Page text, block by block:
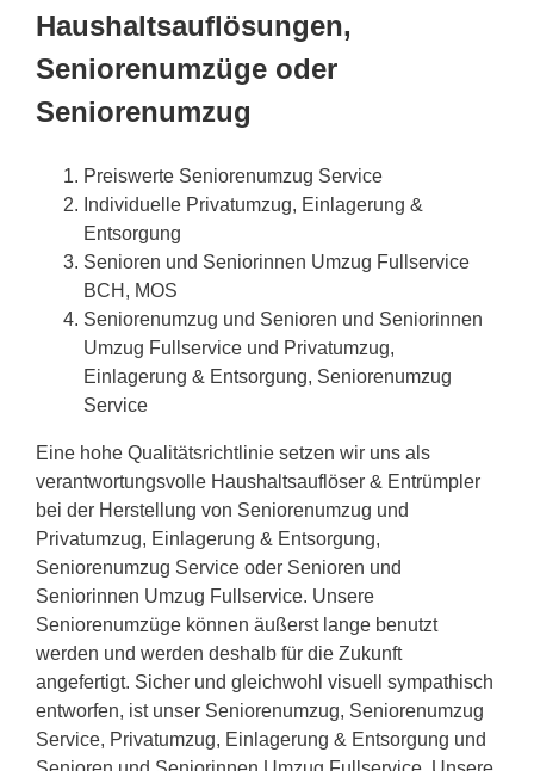
Haushaltsauflösungen,
Seniorenumzüge oder
Seniorenumzug
Preiswerte Seniorenumzug Service
Individuelle Privatumzug, Einlagerung &
Entsorgung
Senioren und Seniorinnen Umzug Fullservice
BCH, MOS
Seniorenumzug und Senioren und Seniorinnen
Umzug Fullservice und Privatumzug,
Einlagerung & Entsorgung, Seniorenumzug
Service
Eine hohe Qualitätsrichtlinie setzen wir uns als
verantwortungsvolle Haushaltsauflöser & Entrümpler
bei der Herstellung von Seniorenumzug und
Privatumzug, Einlagerung & Entsorgung,
Seniorenumzug Service oder Senioren und
Seniorinnen Umzug Fullservice. Unsere
Seniorenumzüge können äußerst lange benutzt
werden und werden deshalb für die Zukunft
angefertigt. Sicher und gleichwohl visuell sympathisch
entworfen, ist unser Seniorenumzug, Seniorenumzug
Service, Privatumzug, Einlagerung & Entsorgung und